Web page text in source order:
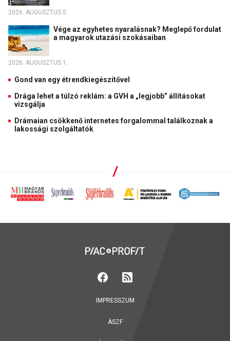
2026. AUGUSZTUS 5.
Vége az egyhetes nyaralásnak? Meglepő fordulat
a magyarok utazási szokásaiban
2026. AUGUSZTUS 1.
Gond van egy étrendkiegészítővel
Drága lehet a túlzó reklám: a GVH a „legjobb” állításokat
vizsgálja
Drámaian csökkenő internetes forgalommal találkoznak a
lakossági szolgáltatók
IMPRESSZUM
ÁSZF